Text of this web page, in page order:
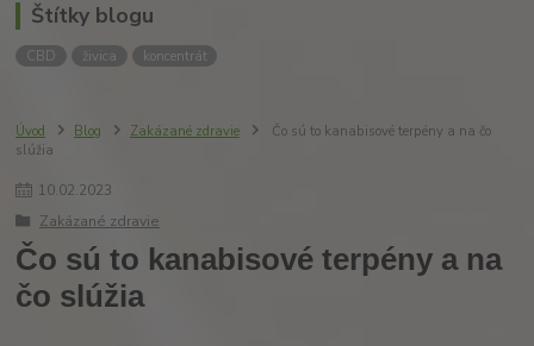
Štítky blogu
CBD živica koncentrát
Úvod Blog Zakázané zdravie
Čo sú to kanabisové terpény a na čo
slúžia
10.02.2023
Zakázané zdravie
Čo sú to kanabisové terpény a na
čo slúžia